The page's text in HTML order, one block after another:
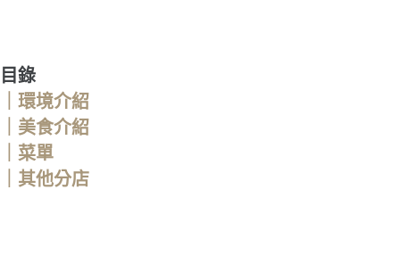
目錄
｜環境介紹
｜美食介紹
｜菜單
｜其他分店